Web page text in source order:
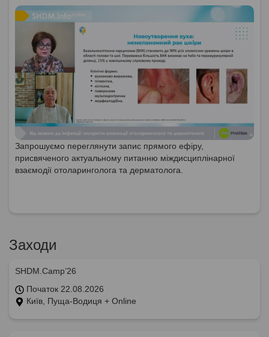
Запрошуємо переглянути запис прямого ефіру,
присвяченого актуальному питанню міждисциплінарної
взаємодії отоларинголога та дерматолога.
Заходи
SHDM.Camp’26
Початок 22.08.2026
Київ, Пуща-Водиця + Online